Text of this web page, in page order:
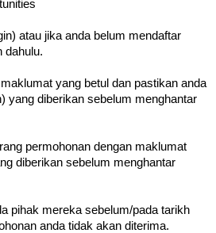
atau jika anda belum mendaftar
dahulu.
yang betul dan pastikan anda
yang diberikan sebelum menghantar
permohonan dengan maklumat
diberikan sebelum menghantar
pihak mereka sebelum/pada tarikh
anda tidak akan diterima.